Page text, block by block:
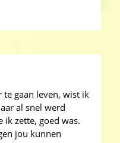
gaan leven, wist ik
al snel werd
ik zette, goed was.
jou kunnen